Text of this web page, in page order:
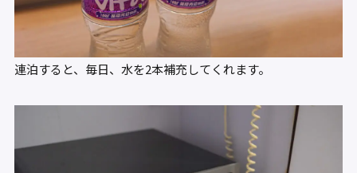
連泊すると、毎日、水を2本補充してくれます。